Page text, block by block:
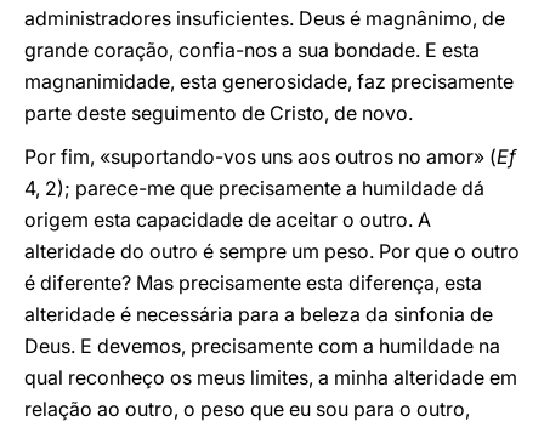
administradores insuficientes. Deus é magnânimo, de
grande coração, confia-nos a sua bondade. E esta
magnanimidade, esta generosidade, faz precisamente
parte deste seguimento de Cristo, de novo.
Por fim, «suportando-vos uns aos outros no amor» (Ef
4, 2); parece-me que precisamente a humildade dá
origem esta capacidade de aceitar o outro. A
alteridade do outro é sempre um peso. Por que o outro
é diferente? Mas precisamente esta diferença, esta
alteridade é necessária para a beleza da sinfonia de
Deus. E devemos, precisamente com a humildade na
qual reconheço os meus limites, a minha alteridade em
relação ao outro, o peso que eu sou para o outro,